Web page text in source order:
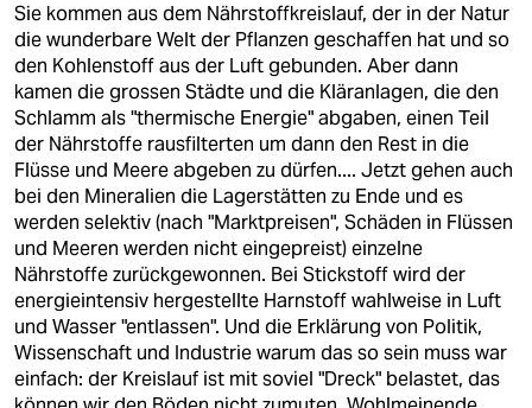
Sie kommen aus dem Nährstoffkreislauf, der in der Natur
die wunderbare Welt der Pflanzen geschaffen hat und so
den Kohlenstoff aus der Luft gebunden. Aber dann
kamen die grossen Städte und die Kläranlagen, die den
Schlamm als "thermische Energie" abgaben, einen Teil
der Nährstoffe rausfilterten um dann den Rest in die
Flüsse und Meere abgeben zu dürfen.... Jetzt gehen auch
bei den Mineralien die Lagerstätten zu Ende und es
werden selektiv (nach "Marktpreisen", Schäden in Flüssen
und Meeren werden nicht eingepreist) einzelne
Nährstoffe zurückgewonnen. Bei Stickstoff wird der
energieintensiv hergestellte Harnstoff wahlweise in Luft
und Wasser "entlassen". Und die Erklärung von Politik,
Wissenschaft und Industrie warum das so sein muss war
einfach: der Kreislauf ist mit soviel "Dreck" belastet, das